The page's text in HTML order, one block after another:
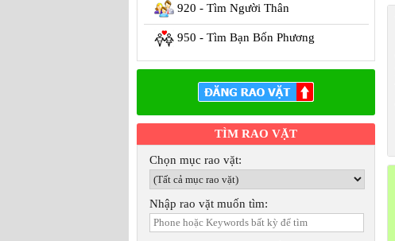
920 - Tìm Người Thân
950 - Tìm Bạn Bốn Phương
TÌM RAO VẶT
Chọn mục rao vặt:
Nhập rao vặt muốn tìm: